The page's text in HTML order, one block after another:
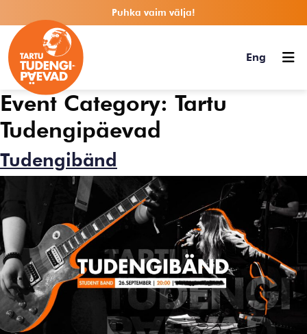
Puhka vaim välja!
Eng
Event Category: Tartu
Tudengipäevad
Tudengibänd